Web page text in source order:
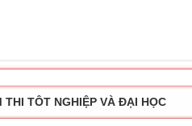
THI TÔT NGHIỆP VÀ ĐẠI HỌC